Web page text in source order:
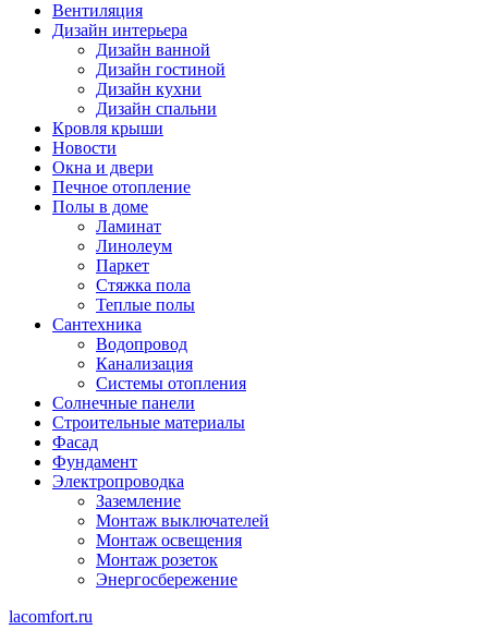
Вентиляция
Дизайн интерьера
Дизайн ванной
Дизайн гостиной
Дизайн кухни
Дизайн спальни
Кровля крыши
Новости
Окна и двери
Печное отопление
Полы в доме
Ламинат
Линолеум
Паркет
Стяжка пола
Теплые полы
Сантехника
Водопровод
Канализация
Системы отопления
Солнечные панели
Строительные материалы
Фасад
Фундамент
Электропроводка
Заземление
Монтаж выключателей
Монтаж освещения
Монтаж розеток
Энергосбережение
lacomfort.ru